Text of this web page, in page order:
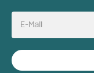
E-Mail